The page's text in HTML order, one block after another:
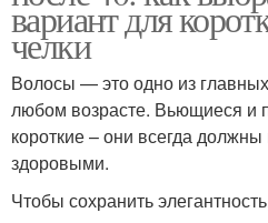
вариант для
челки
Волосы — это одно из
любом возрасте. Вьющиеся и
короткие – они всегда
здоровыми.
Чтобы сохранить